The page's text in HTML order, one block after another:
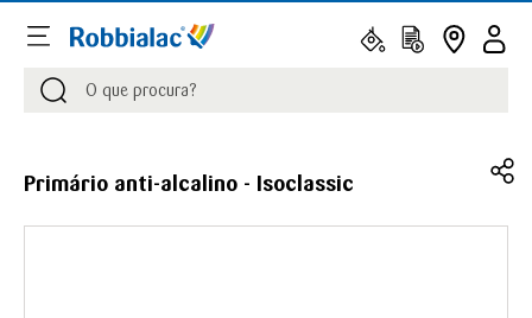
Procurar
Procurar
Primário anti-alcalino - Isoclassic